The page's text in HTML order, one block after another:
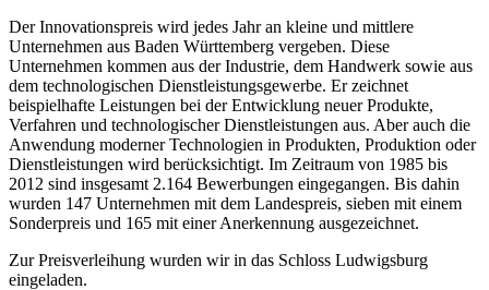
Der Innovationspreis wird jedes Jahr an kleine und mittlere
Unternehmen aus Baden Württemberg vergeben. Diese
Unternehmen kommen aus der Industrie, dem Handwerk sowie aus
dem technologischen Dienstleistungsgewerbe. Er zeichnet
beispielhafte Leistungen bei der Entwicklung neuer Produkte,
Verfahren und technologischer Dienstleistungen aus. Aber auch die
Anwendung moderner Technologien in Produkten, Produktion oder
Dienstleistungen wird berücksichtigt. Im Zeitraum von 1985 bis
2012 sind insgesamt 2.164 Bewerbungen eingegangen. Bis dahin
wurden 147 Unternehmen mit dem Landespreis, sieben mit einem
Sonderpreis und 165 mit einer Anerkennung ausgezeichnet.
Zur Preisverleihung wurden wir in das Schloss Ludwigsburg
eingeladen.